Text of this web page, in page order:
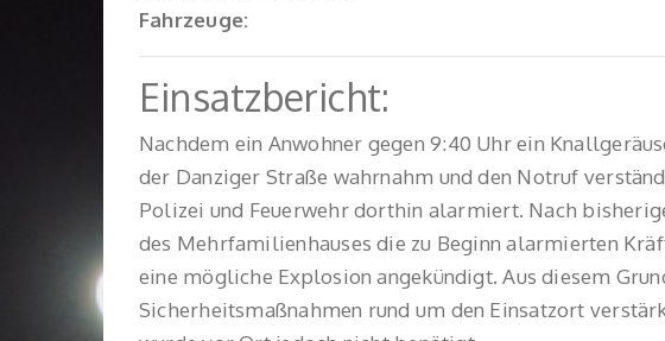
Fahrzeuge:
Einsatzbericht:
Nachdem ein Anwohner gegen 9:40 Uhr ein
der Danziger Straße wahrnahm und den Notruf
Polizei und Feuerwehr dorthin alarmiert. Nach
des Mehrfamilienhauses die zu Beginn alarmierten
eine mögliche Explosion angekündigt. Aus diesem
Sicherheitsmaßnahmen rund um den Einsatzort